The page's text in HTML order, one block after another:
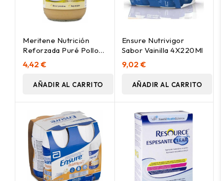
Meritene Nutrición
Reforzada Puré Pollo
Con Pasta Y
Champiñones 300G
4,42 €
AÑADIR AL CARRITO
Ensure Nutrivigor
Sabor Vainilla 4X220Ml
9,02 €
AÑADIR AL CARRITO